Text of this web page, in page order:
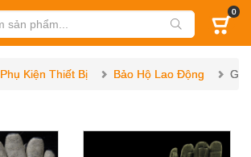
0
Phụ Kiện Thiết Bị Bảo Hộ Lao Động